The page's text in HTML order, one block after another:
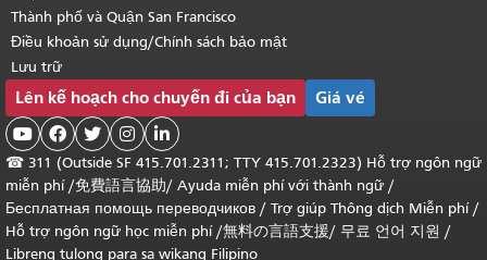
Thành phố và Quận San Francisco
Điều khoản sử dụng/Chính sách bảo mật
Lưu trữ
Lên kế hoạch cho chuyến đi của bạn Giá vé
    
☎ 311 (Outside SF 415.701.2311; TTY 415.701.2323) Hỗ trợ ngôn ngữ
miễn phí /免費語言協助/ Ayuda miễn phí với thành ngữ /
Бесплатная помощь переводчиков / Trợ giúp Thông dịch Miễn phí/
Hỗ trợ ngôn ngữ học miễn phí/無料の言語支援/ 무료 언어 지원 /
Libreng tulong para sa wikang Filipino